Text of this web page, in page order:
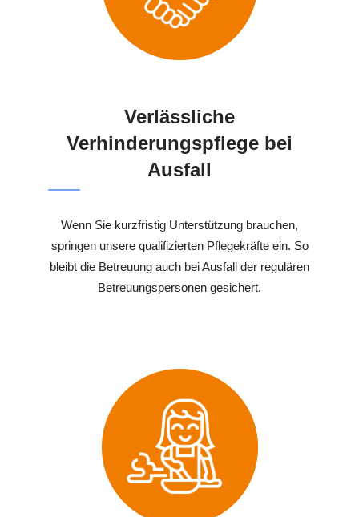
Verlässliche
Verhinderungspflege bei
Ausfall
Wenn Sie kurzfristig Unterstützung brauchen,
springen unsere qualifizierten Pflegekräfte ein. So
bleibt die Betreuung auch bei Ausfall der regulären
Betreuungspersonen gesichert.